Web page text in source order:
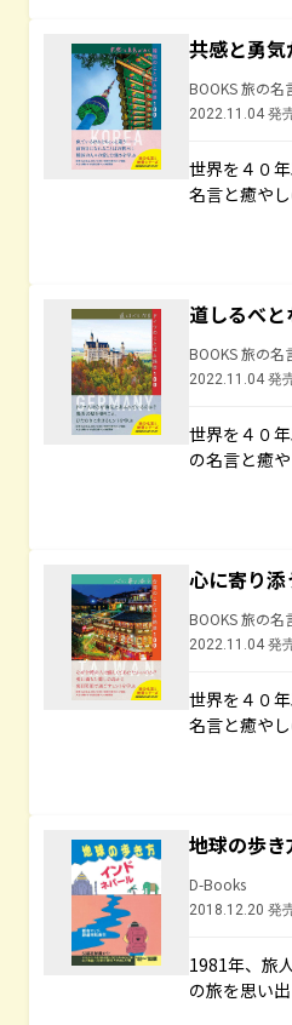
共感と勇
BOOKS 旅の名
2022.11.04 発
世界を４０
名言と癒や
道しるべ
BOOKS 旅の名
2022.11.04 発
世界を４０
の名言と癒
心に寄り添
BOOKS 旅の名
2022.11.04 発
世界を４０
名言と癒や
地球の歩き
D-Books
2018.12.20 発
1981年、旅
の旅を思い